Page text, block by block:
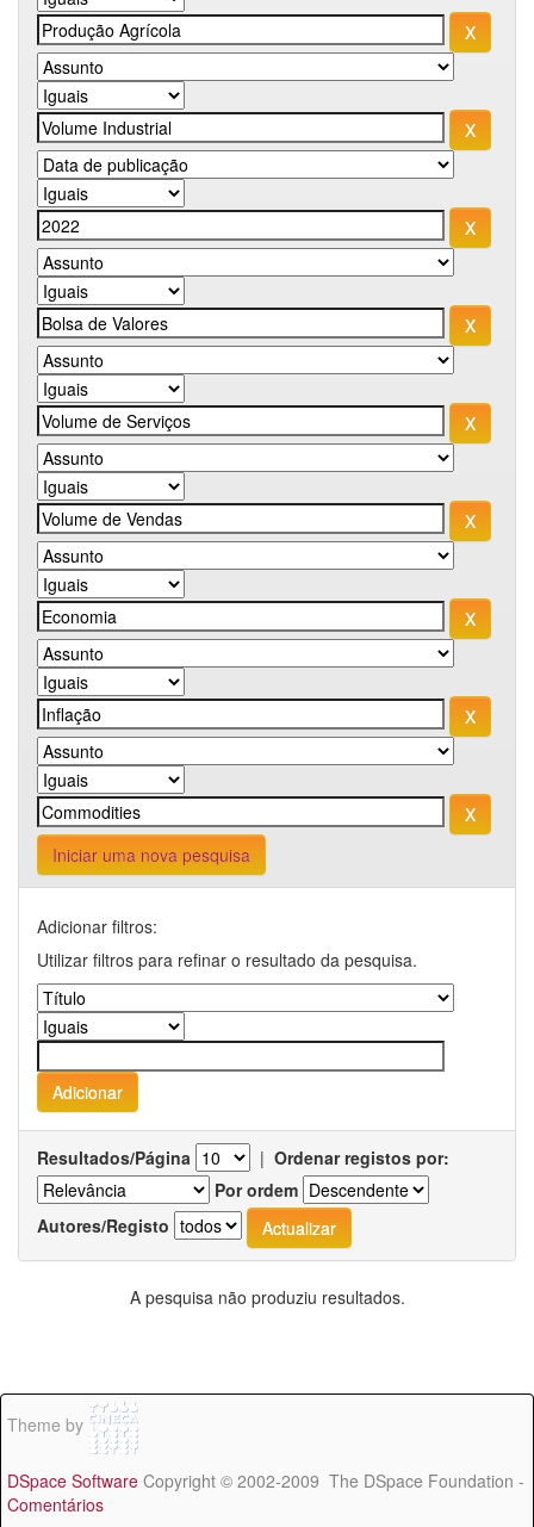
Iniciar uma nova pesquisa
Adicionar filtros:
Utilizar filtros para refinar o resultado da pesquisa.
Resultados/Página | Ordenar registos por:
Por ordem
Autores/Registo
A pesquisa não produziu resultados.
Theme by
DSpace Software Copyright © 2002-2009 The DSpace Foundation -
Comentários